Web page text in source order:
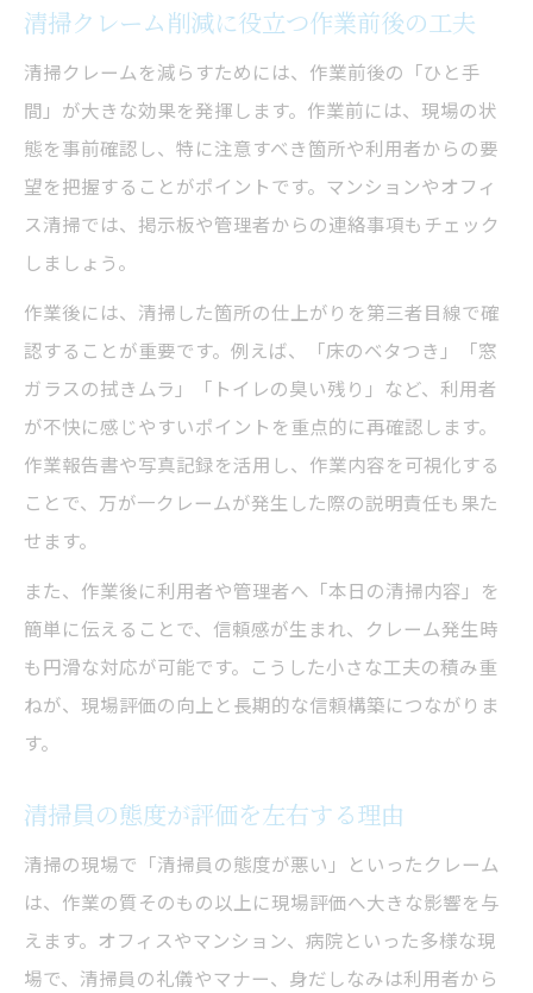
清掃クレーム削減に役立つ作業前後の工夫
清掃クレームを減らすためには、作業前後の「ひと手
間」が大きな効果を発揮します。作業前には、現場の状
態を事前確認し、特に注意すべき箇所や利用者からの要
望を把握することがポイントです。マンションやオフィ
ス清掃では、掲示板や管理者からの連絡事項もチェック
しましょう。
作業後には、清掃した箇所の仕上がりを第三者目線で確
認することが重要です。例えば、「床のベタつき」「窓
ガラスの拭きムラ」「トイレの臭い残り」など、利用者
が不快に感じやすいポイントを重点的に再確認します。
作業報告書や写真記録を活用し、作業内容を可視化する
ことで、万が一クレームが発生した際の説明責任も果た
せます。
また、作業後に利用者や管理者へ「本日の清掃内容」を
簡単に伝えることで、信頼感が生まれ、クレーム発生時
も円滑な対応が可能です。こうした小さな工夫の積み重
ねが、現場評価の向上と長期的な信頼構築につながりま
す。
清掃員の態度が評価を左右する理由
清掃の現場で「清掃員の態度が悪い」といったクレーム
は、作業の質そのもの以上に現場評価へ大きな影響を与
えます。オフィスやマンション、病院といった多様な現
場で、清掃員の礼儀やマナー、身だしなみは利用者から